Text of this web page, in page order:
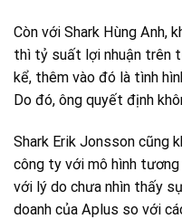
Còn với Shark Hùng Anh,
thì tỷ suất lợi nhuận trên
kể, thêm vào đó là tình
Do đó, ông quyết định
Shark Erik Jonsson cũng
công ty với mô hình
với lý do chưa nhìn thấy
doanh của Aplus so với